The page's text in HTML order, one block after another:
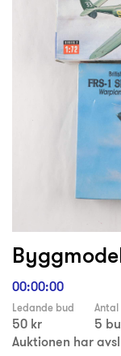
00:00:00
Ledande bud
50 kr
Antal
5
Auktionen har